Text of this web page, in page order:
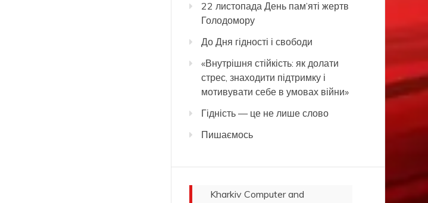
22 листопада День пам’яті жертв
Голодомору
До Дня гідності і свободи
«Внутрішня стійкість: як долати
стрес, знаходити підтримку і
мотивувати себе в умовах війни»
Гідність — це не лише слово
Пишаємось
Kharkiv Computer and